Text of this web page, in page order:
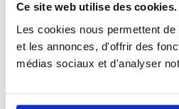
Ce site web utilise des cookies.
Les cookies nous permettent
et les annonces, d'offrir des
médias sociaux et d'analyser
à préserver de bonnes relations
influenceurs.
Le marketing d’influence est un
relations, ce qui signifie cultiver la